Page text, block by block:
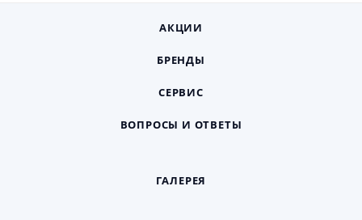
АКЦИИ
БРЕНДЫ
СЕРВИС
ВОПРОСЫ И ОТВЕТЫ
ГАЛЕРЕЯ